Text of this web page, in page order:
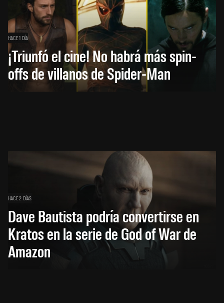
HACE 1 DÍA
¡Triunfó el cine! No habrá más spin-
offs de villanos de Spider-Man
HACE 2 DÍAS
Dave Bautista podría convertirse en
Kratos en la serie de God of War de
Amazon